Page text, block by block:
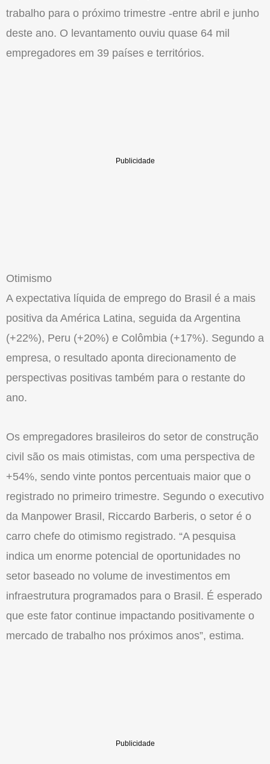
trabalho para o próximo trimestre -entre abril e junho
deste ano. O levantamento ouviu quase 64 mil
empregadores em 39 países e territórios.
Otimismo
A expectativa líquida de emprego do Brasil é a mais
positiva da América Latina, seguida da Argentina
(+22%), Peru (+20%) e Colômbia (+17%). Segundo a
empresa, o resultado aponta direcionamento de
perspectivas positivas também para o restante do
ano.
Os empregadores brasileiros do setor de construção
civil são os mais otimistas, com uma perspectiva de
+54%, sendo vinte pontos percentuais maior que o
registrado no primeiro trimestre. Segundo o executivo
da Manpower Brasil, Riccardo Barberis, o setor é o
carro chefe do otimismo registrado. “A pesquisa
indica um enorme potencial de oportunidades no
setor baseado no volume de investimentos em
infraestrutura programados para o Brasil. É esperado
que este fator continue impactando positivamente o
mercado de trabalho nos próximos anos”, estima.